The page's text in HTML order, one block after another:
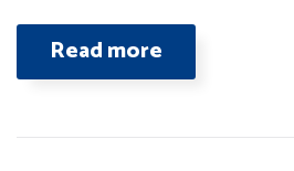
Read more